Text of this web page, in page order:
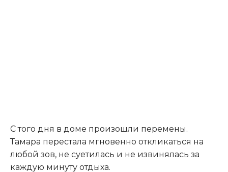
С того дня в доме произошли перемены.
Тамара перестала мгновенно откликаться на
любой зов, не суетилась и не извинялась за
каждую минуту отдыха.